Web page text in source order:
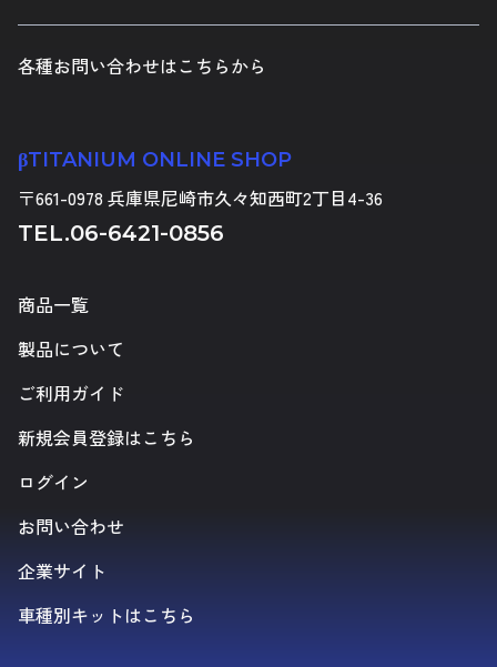
各種お問い合わせはこちらから
βTITANIUM ONLINE SHOP
〒661-0978 兵庫県尼崎市久々知西町2丁目4-36
TEL.06-6421-0856
商品一覧
製品について
ご利用ガイド
新規会員登録はこちら
ログイン
お問い合わせ
企業サイト
車種別キットはこちら